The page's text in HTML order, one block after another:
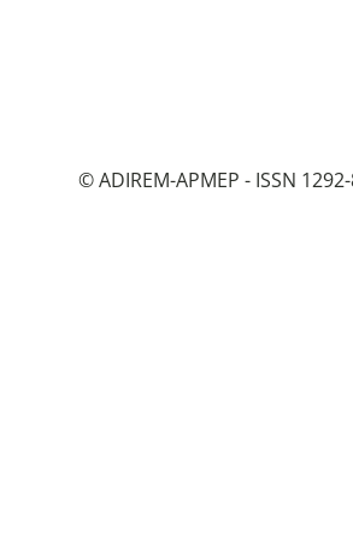
© ADIREM-APMEP - ISSN